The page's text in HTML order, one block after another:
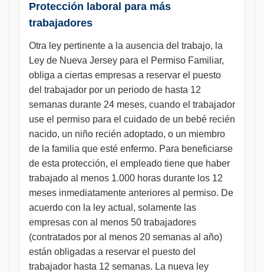
Protección laboral para más
trabajadores
Otra ley pertinente a la ausencia del trabajo, la
Ley de Nueva Jersey para el Permiso Familiar,
obliga a ciertas empresas a reservar el puesto
del trabajador por un periodo de hasta 12
semanas durante 24 meses, cuando el trabajador
use el permiso para el cuidado de un bebé recién
nacido, un niño recién adoptado, o un miembro
de la familia que esté enfermo. Para beneficiarse
de esta protección, el empleado tiene que haber
trabajado al menos 1.000 horas durante los 12
meses inmediatamente anteriores al permiso. De
acuerdo con la ley actual, solamente las
empresas con al menos 50 trabajadores
(contratados por al menos 20 semanas al año)
están obligadas a reservar el puesto del
trabajador hasta 12 semanas. La nueva ley